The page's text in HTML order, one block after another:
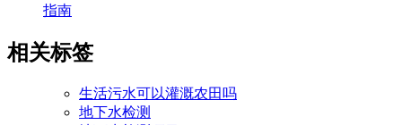
指南
相关标签
生活污水可以灌溉农田吗
地下水检测